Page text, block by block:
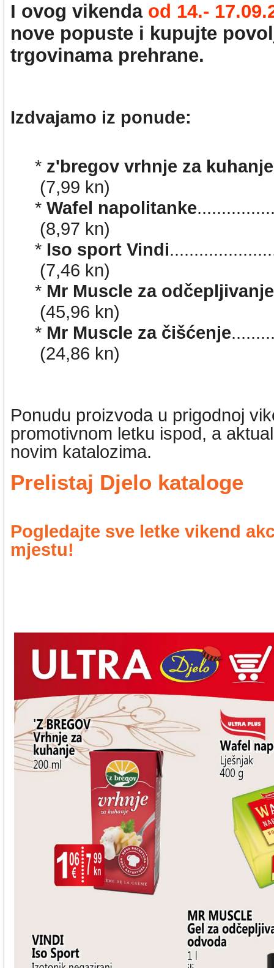
I ovog vikenda od 14.-
nove popuste i kupujte
trgovinama prehrane.
Izdvajamo iz ponude:
* z'bregov vrhnje za kuhanje
(7,99 kn)
* Wafel napolitanke
(8,97 kn)
* Iso sport Vindi
(7,46 kn)
* Mr Muscle za odčepljivanje
(45,96 kn)
* Mr Muscle za čišćenje
(24,86 kn)
Ponudu proizvoda u prigodnoj
promotivnom letku ispod, a
novim katalozima.
Prelistaj Djelo kataloge
Pogledajte sve letke vikend
mjestu!